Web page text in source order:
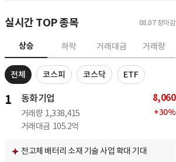
실시간 TOP 종목 08.07 장마감
상승 하락 거래대금 거래량
전체 코스피 코스닥 ETF
1 동화기업
거래량 1,338,415
거래대금 105.2억
8,060
+30%
전고체 배터리 소재 기술 사업 확대 기대